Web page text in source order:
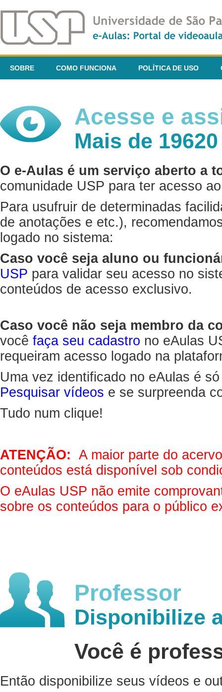
SOBRE COMO FUNCIONA POLÍTICA DE USO
Acesse e
Mais de
O e-Aulas é um serviço aberto a
comunidade USP para ter acesso
Para usufruir de determinadas
de anotações e etc.),
logado no sistema:
Caso você seja aluno ou
USP para validar seu acesso no
conteúdos de acesso exclusivo.
Caso você não seja membro da
você faça seu cadastro no eAulas
requeiram acesso logado na
Uma vez identificado no eAulas é
Pesquisar vídeos e se surpreenda
Tudo num clique!
ATENÇÃO: A maior parte do
conteúdos está disponível sob
O eAulas USP não emite
sobre os conteúdos para o público
Professor
Disponibilize
Você é
Então disponibilize seus vídeos e